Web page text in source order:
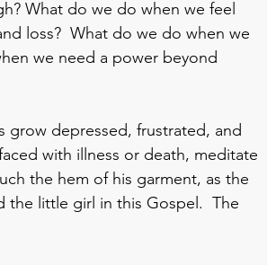
What do we do when we feel
loss?  What do we do when we
we need a power beyond
grow depressed, frustrated, and
with illness or death, meditate
the hem of his garment, as the
little girl in this Gospel.  The